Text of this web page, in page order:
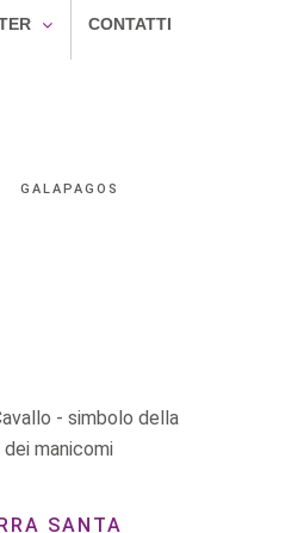
CONTATTI
GALAPAGOS
- simbolo della
dei manicomi
SANTA